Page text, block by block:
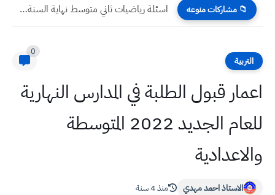
📁 مشاركات منوعه اسئلة رياضيات ثاني متوسط نهاية السنة 2023
التربية
0
اعمار قبول الطلبة في المدارس النهارية
للعام الجديد 2022 المتوسطة
والاعدادية
الاستاذ احمد مهدي منذ 4 سنة